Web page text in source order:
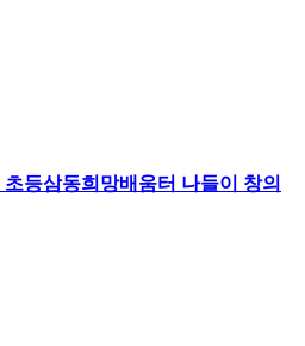
등삼동희망배움터 나들이 창의